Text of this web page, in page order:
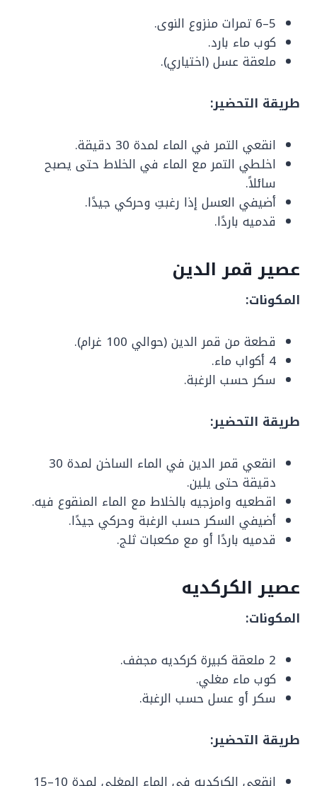
5–6 تمرات منزوع النوى.
كوب ماء بارد.
ملعقة عسل (اختياري).
طريقة التحضير:
انقعي التمر في الماء لمدة 30 دقيقة.
اخلطي التمر مع الماء في الخلاط حتى يصبح
سائلاً.
أضيفي العسل إذا رغبتِ وحركي جيدًا.
قدميه باردًا.
عصير قمر الدين
المكونات:
قطعة من قمر الدين (حوالي 100 غرام).
4 أكواب ماء.
سكر حسب الرغبة.
طريقة التحضير:
انقعي قمر الدين في الماء الساخن لمدة 30
دقيقة حتى يلين.
اقطعيه وامزجيه بالخلاط مع الماء المنقوع فيه.
أضيفي السكر حسب الرغبة وحركي جيدًا.
قدميه باردًا أو مع مكعبات ثلج.
عصير الكركديه
المكونات:
2 ملعقة كبيرة كركديه مجفف.
كوب ماء مغلي.
سكر أو عسل حسب الرغبة.
طريقة التحضير: